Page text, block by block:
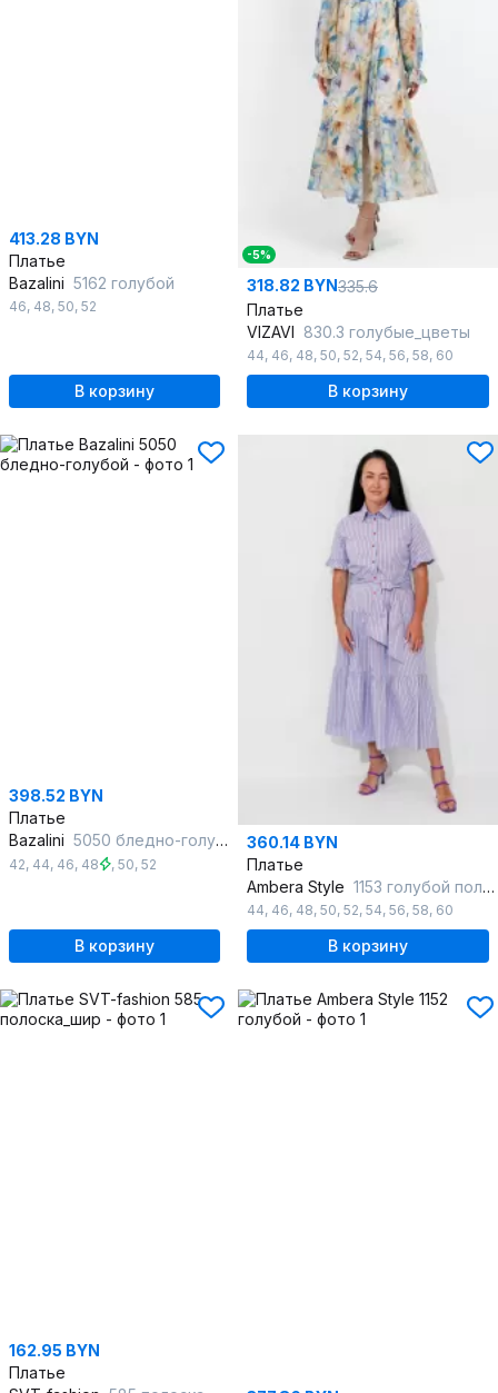
413.28 BYN
Платье
Bazalini 5162 голубой
46, 48, 50, 52
В корзину
-5%
318.82 BYN335.6
Платье
VIZAVI 830.3 голубые_цветы
44, 46, 48, 50, 52, 54, 56, 58, 60
В корзину
398.52 BYN
Платье
Bazalini 5050 бледно-голубой
42, 44, 46, 48 , 50, 52
В корзину
360.14 BYN
Платье
Ambera Style 1153 голубой полоска
44, 46, 48, 50, 52, 54, 56, 58, 60
В корзину
162.95 BYN
Платье